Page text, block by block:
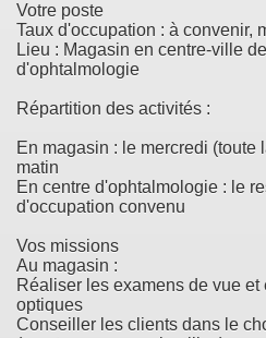
Votre poste
Taux d'occupation : à convenir,
Lieu : Magasin en centre-ville
d'ophtalmologie
Répartition des activités :
En magasin : le mercredi (toute
matin
En centre d'ophtalmologie : le
d'occupation convenu
Vos missions
Au magasin :
Réaliser les examens de vue
optiques
Conseiller les clients dans le